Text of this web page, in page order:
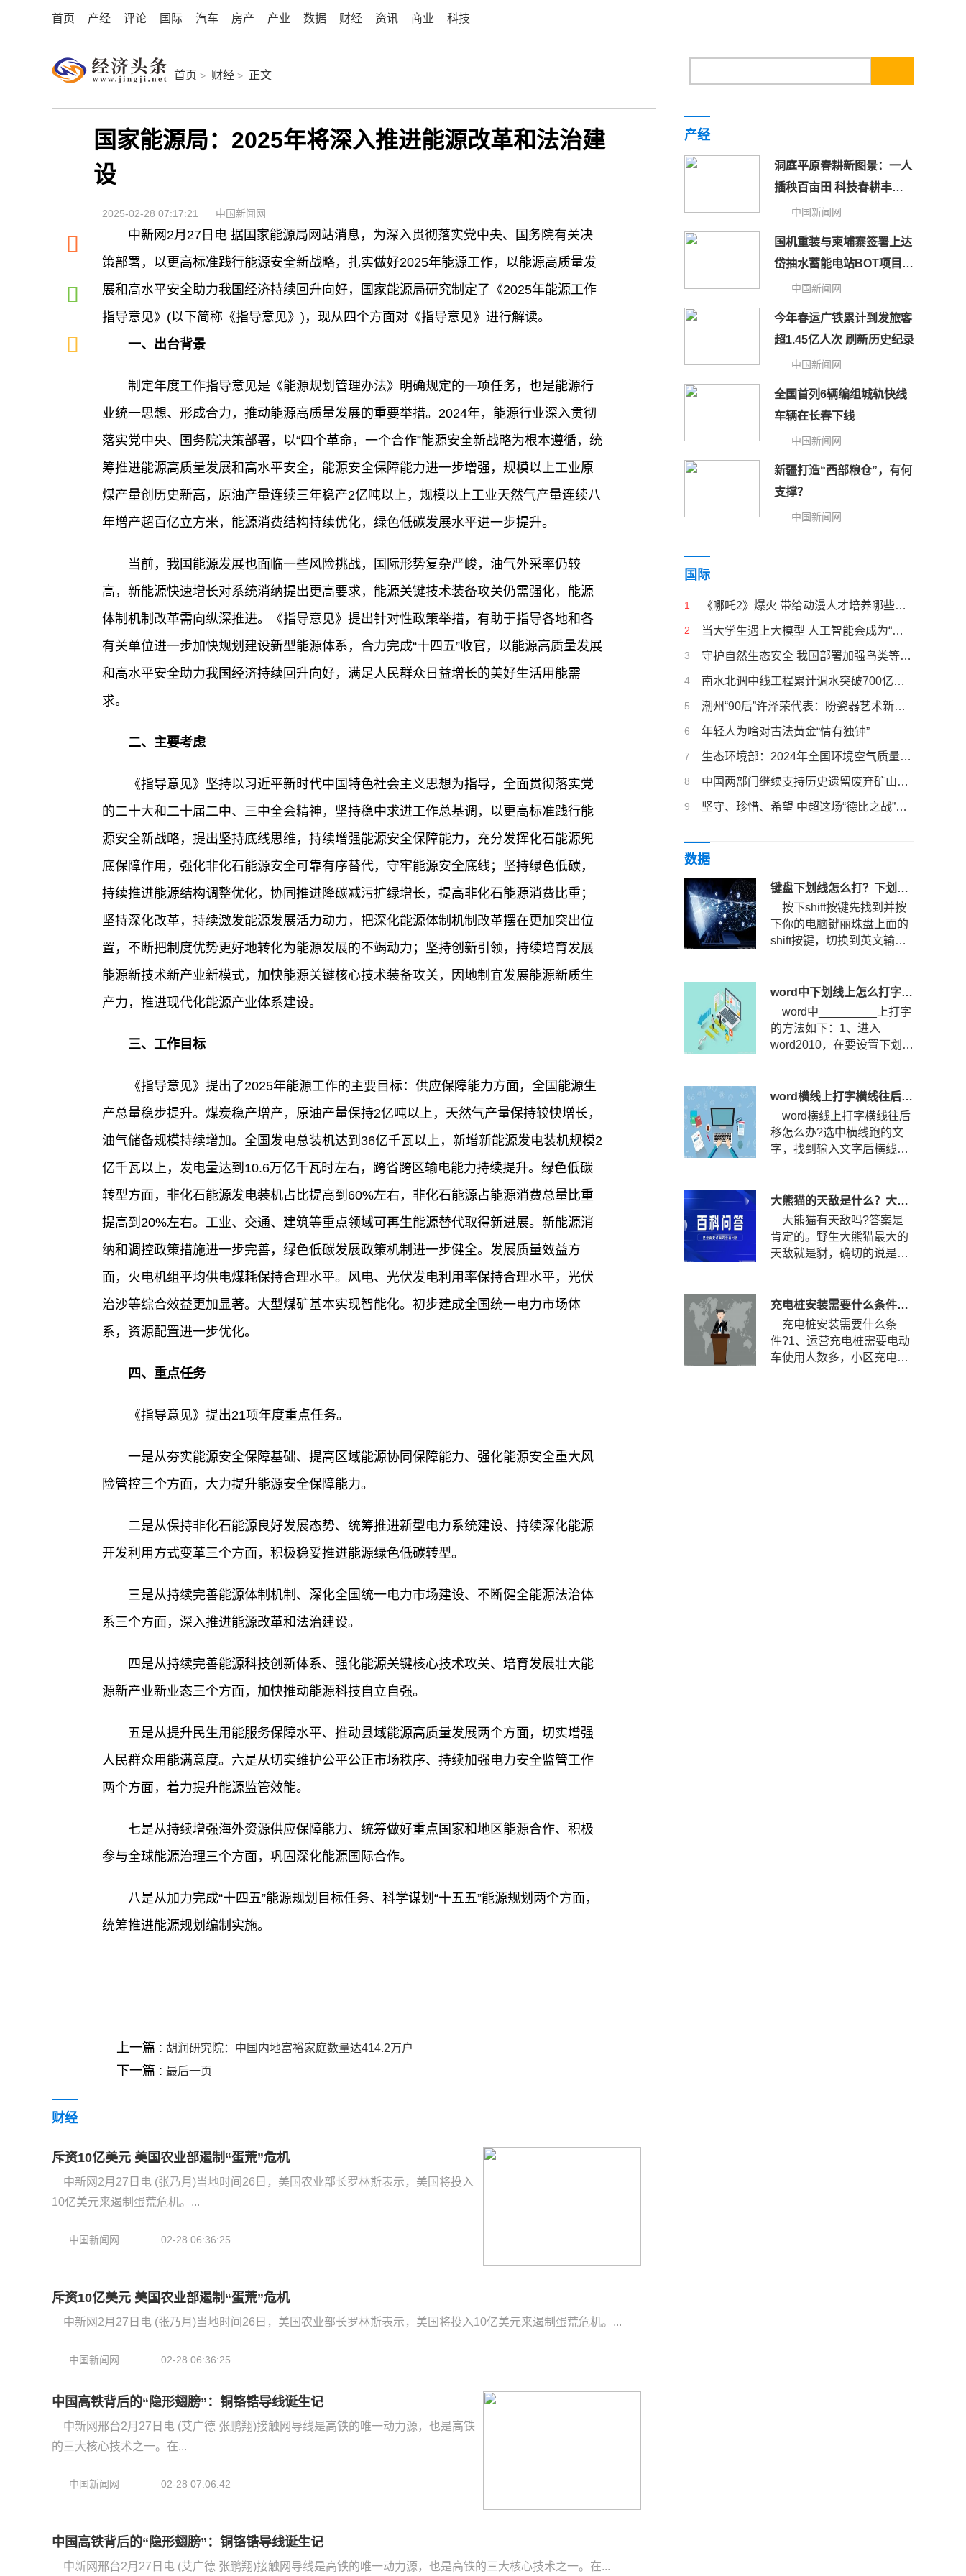
首页 产经 评论 国际 汽车 房产 产业 数据 财经 资讯 商业 科技
首页 > 财经 > 正文
国家能源局：2025年将深入推进能源改革和法治建
设
2025-02-28 07:17:21 中国新闻网
中新网2月27日电 据国家能源局网站消息，为深入贯彻落实党中央、国务院有关决
策部署，以更高标准践行能源安全新战略，扎实做好2025年能源工作，以能源高质量发
展和高水平安全助力我国经济持续回升向好，国家能源局研究制定了《2025年能源工作
指导意见》(以下简称《指导意见》)，现从四个方面对《指导意见》进行解读。
一、出台背景
制定年度工作指导意见是《能源规划管理办法》明确规定的一项任务，也是能源行
业统一思想、形成合力，推动能源高质量发展的重要举措。2024年，能源行业深入贯彻
落实党中央、国务院决策部署，以“四个革命，一个合作”能源安全新战略为根本遵循，统
筹推进能源高质量发展和高水平安全，能源安全保障能力进一步增强，规模以上工业原
煤产量创历史新高，原油产量连续三年稳产2亿吨以上，规模以上工业天然气产量连续八
年增产超百亿立方米，能源消费结构持续优化，绿色低碳发展水平进一步提升。
当前，我国能源发展也面临一些风险挑战，国际形势复杂严峻，油气外采率仍较
高，新能源快速增长对系统消纳提出更高要求，能源关键技术装备攻关仍需强化，能源
体制机制改革需向纵深推进。《指导意见》提出针对性政策举措，有助于指导各地和各
有关单位进一步加快规划建设新型能源体系，合力完成“十四五”收官，以能源高质量发展
和高水平安全助力我国经济持续回升向好，满足人民群众日益增长的美好生活用能需
求。
二、主要考虑
《指导意见》坚持以习近平新时代中国特色社会主义思想为指导，全面贯彻落实党
的二十大和二十届二中、三中全会精神，坚持稳中求进工作总基调，以更高标准践行能
源安全新战略，提出坚持底线思维，持续增强能源安全保障能力，充分发挥化石能源兜
底保障作用，强化非化石能源安全可靠有序替代，守牢能源安全底线；坚持绿色低碳，
持续推进能源结构调整优化，协同推进降碳减污扩绿增长，提高非化石能源消费比重；
坚持深化改革，持续激发能源发展活力动力，把深化能源体制机制改革摆在更加突出位
置，不断把制度优势更好地转化为能源发展的不竭动力；坚持创新引领，持续培育发展
能源新技术新产业新模式，加快能源关键核心技术装备攻关，因地制宜发展能源新质生
产力，推进现代化能源产业体系建设。
三、工作目标
《指导意见》提出了2025年能源工作的主要目标：供应保障能力方面，全国能源生
产总量稳步提升。煤炭稳产增产，原油产量保持2亿吨以上，天然气产量保持较快增长，
油气储备规模持续增加。全国发电总装机达到36亿千瓦以上，新增新能源发电装机规模2
亿千瓦以上，发电量达到10.6万亿千瓦时左右，跨省跨区输电能力持续提升。绿色低碳
转型方面，非化石能源发电装机占比提高到60%左右，非化石能源占能源消费总量比重
提高到20%左右。工业、交通、建筑等重点领域可再生能源替代取得新进展。新能源消
纳和调控政策措施进一步完善，绿色低碳发展政策机制进一步健全。发展质量效益方
面，火电机组平均供电煤耗保持合理水平。风电、光伏发电利用率保持合理水平，光伏
治沙等综合效益更加显著。大型煤矿基本实现智能化。初步建成全国统一电力市场体
系，资源配置进一步优化。
四、重点任务
《指导意见》提出21项年度重点任务。
一是从夯实能源安全保障基础、提高区域能源协同保障能力、强化能源安全重大风
险管控三个方面，大力提升能源安全保障能力。
二是从保持非化石能源良好发展态势、统筹推进新型电力系统建设、持续深化能源
开发利用方式变革三个方面，积极稳妥推进能源绿色低碳转型。
三是从持续完善能源体制机制、深化全国统一电力市场建设、不断健全能源法治体
系三个方面，深入推进能源改革和法治建设。
四是从持续完善能源科技创新体系、强化能源关键核心技术攻关、培育发展壮大能
源新产业新业态三个方面，加快推动能源科技自立自强。
五是从提升民生用能服务保障水平、推动县域能源高质量发展两个方面，切实增强
人民群众用能满意度。六是从切实维护公平公正市场秩序、持续加强电力安全监管工作
两个方面，着力提升能源监管效能。
七是从持续增强海外资源供应保障能力、统筹做好重点国家和地区能源合作、积极
参与全球能源治理三个方面，巩固深化能源国际合作。
八是从加力完成“十四五”能源规划目标任务、科学谋划“十五五”能源规划两个方面，
统筹推进能源规划编制实施。
上一篇 : 胡润研究院：中国内地富裕家庭数量达414.2万户
下一篇 : 最后一页
财经
斥资10亿美元 美国农业部遏制“蛋荒”危机
中新网2月27日电 (张乃月)当地时间26日，美国农业部长罗林斯表示，美国将投入
10亿美元来遏制蛋荒危机。...
中国新闻网 02-28 06:36:25
斥资10亿美元 美国农业部遏制“蛋荒”危机
中新网2月27日电 (张乃月)当地时间26日，美国农业部长罗林斯表示，美国将投入10亿美元来遏制蛋荒危机。...
中国新闻网 02-28 06:36:25
中国高铁背后的“隐形翅膀”：铜铬锆导线诞生记
中新网邢台2月27日电 (艾广德 张鹏翔)接触网导线是高铁的唯一动力源，也是高铁
的三大核心技术之一。在...
中国新闻网 02-28 07:06:42
中国高铁背后的“隐形翅膀”：铜铬锆导线诞生记
中新网邢台2月27日电 (艾广德 张鹏翔)接触网导线是高铁的唯一动力源，也是高铁的三大核心技术之一。在...
产经
洞庭平原春耕新图景：一人
插秧百亩田 科技春耕丰粮
中国新闻网
国机重装与柬埔寨签署上达
岱抽水蓄能电站BOT项目协
中国新闻网
今年春运广铁累计到发旅客
超1.45亿人次 刷新历史纪录
中国新闻网
全国首列6辆编组城轨快线
车辆在长春下线
中国新闻网
新疆打造“西部粮仓”，有何
支撑？
中国新闻网
国际
1 《哪吒2》爆火 带给动漫人才培养哪些启示
2 当大学生遇上大模型 人工智能会成为“偷懒神器”吗？
3 守护自然生态安全 我国部署加强鸟类等野生动植物保护
4 南水北调中线工程累计调水突破700亿立方米
5 潮州“90后”许泽荣代表：盼瓷器艺术新品燃爆全球
6 年轻人为啥对古法黄金“情有独钟”
7 生态环境部：2024年全国环境空气质量稳中向好
8 中国两部门继续支持历史遗留废弃矿山生态修复
9 坚守、珍惜、希望 中超这场“德比之战”的三重叙事
数据
键盘下划线怎么打？下划线快捷键是哪个？
按下shift按键先找到并按
下你的电脑键丽珠盘上面的
shift按键，切换到英文输入
word中下划线上怎么打字？下划线怎么固定不随字走？
word中_________上打字
的方法如下：1、进入
word2010，在要设置下划线
word横线上打字横线往后移怎么办？word横线上打字怎么居中？
word横线上打字横线往后
移怎么办?选中横线跑的文
字，找到输入文字后横线跑
大熊猫的天敌是什么？大熊猫的战斗力到底有多强？
大熊猫有天敌吗?答案是
肯定的。野生大熊猫最大的
天敌就是豺，确切的说是四
充电桩安装需要什么条件？安装充电桩需要什么手续？
充电桩安装需要什么条
件?1、运营充电桩需要电动
车使用人数多，小区充电使